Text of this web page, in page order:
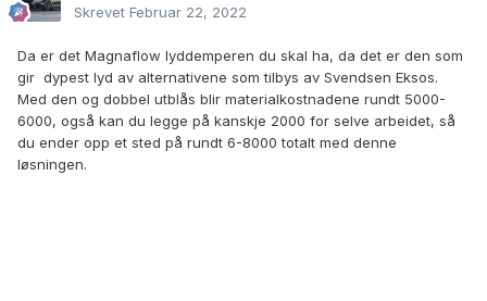
Skrevet Februar 22, 2022
Da er det Magnaflow lyddemperen du skal ha, da det er den som
gir dypest lyd av alternativene som tilbys av Svendsen Eksos.
Med den og dobbel utblås blir materialkostnadene rundt 5000-
6000, også kan du legge på kanskje 2000 for selve arbeidet, så
du ender opp et sted på rundt 6-8000 totalt med denne
løsningen.